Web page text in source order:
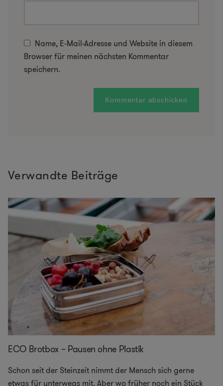
Name, E-Mail-Adresse und Website in diesem
Browser für meinen nächsten Kommentar
speichern.
Verwandte Beiträge
ECO Brotbox – Pausen ohne Plastik
Schon seit der Steinzeit nimmt der Mensch sich gerne
etwas für unterwegs mit. Aber wo früher noch ein Stück